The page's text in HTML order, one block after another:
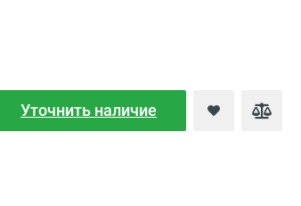
Уточнить наличие